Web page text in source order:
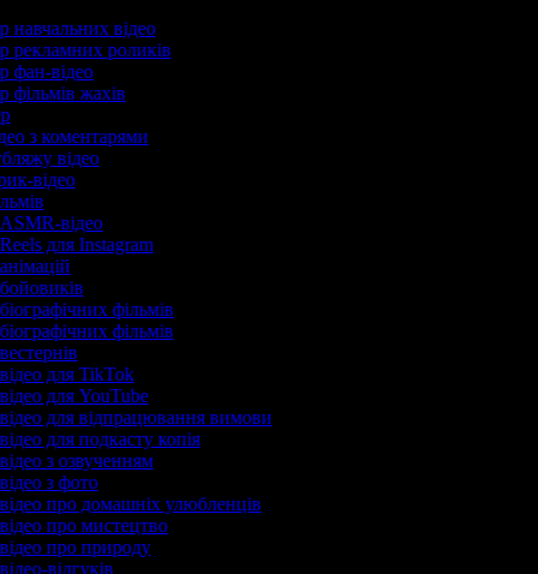
навчальних відео
рекламних роликів
фан-відео
фільмів жахів
з коментарями
відео
відео
відео
для Instagram
фільмів
фільмів
для TikTok
для YouTube
для відпрацювання вимови
для подкасту копія
з озвученням
з фото
про домашніх улюбленців
про мистецтво
про природу
відгуків